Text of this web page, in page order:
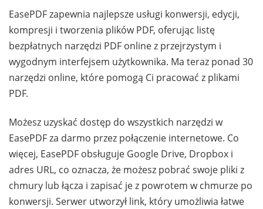
EasePDF zapewnia najlepsze usługi konwersji, edycji,
kompresji i tworzenia plików PDF, oferując listę
bezpłatnych narzędzi PDF online z przejrzystym i
wygodnym interfejsem użytkownika. Ma teraz ponad 30
narzędzi online, które pomogą Ci pracować z plikami
PDF.
Możesz uzyskać dostęp do wszystkich narzędzi w
EasePDF za darmo przez połączenie internetowe. Co
więcej, EasePDF obsługuje Google Drive, Dropbox i
adres URL, co oznacza, że możesz pobrać swoje pliki z
chmury lub łącza i zapisać je z powrotem w chmurze po
konwersji. Serwer utworzył link, który umożliwia łatwe